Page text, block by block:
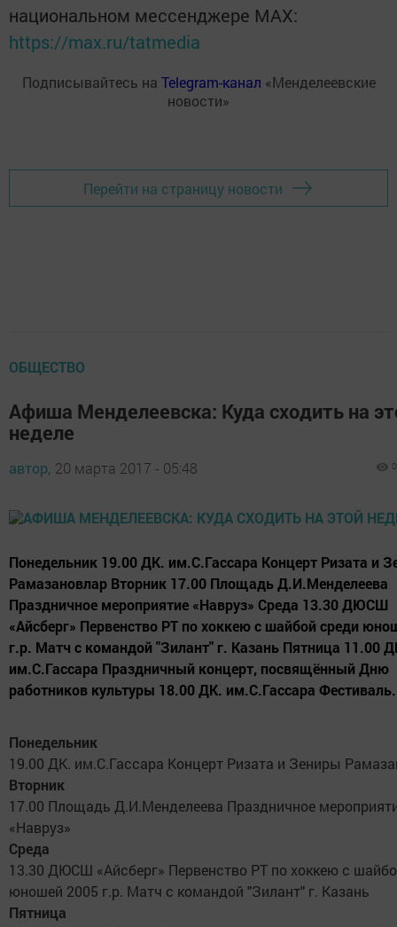
национальном мессенджере MАХ:
https://max.ru/tatmedia
Подписывайтесь на Telegram-канал «Менделеевские
новости»
Перейти на страницу новости
ОБЩЕСТВО
Афиша Менделеевска: Куда сходить на
неделе
автор, 20 марта 2017 - 05:48 0
Понедельник 19.00 ДК. им.С.Гассара Концерт Ризата и
Рамазановлар Вторник 17.00 Площадь Д.И.Менделеева
Праздничное мероприятие «Навруз» Среда 13.30 ДЮСШ
«Айсберг» Первенство РТ по хоккею с шайбой среди
г.р. Матч с командой "Зилант" г. Казань Пятница 11.00
им.С.Гассара Праздничный концерт, посвящённый Дню
работников культуры 18.00 ДК. им.С.Гассара
Понедельник
19.00 ДК. им.С.Гассара Концерт Ризата и Зениры
Вторник
17.00 Площадь Д.И.Менделеева Праздничное
«Навруз»
Среда
13.30 ДЮСШ «Айсберг» Первенство РТ по хоккею с
юношей 2005 г.р. Матч с командой "Зилант" г. Казань
Пятница